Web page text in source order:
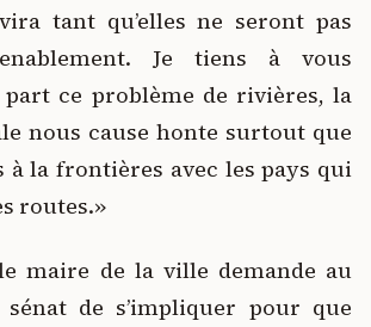
tant qu’elles ne seront pas
Je tiens à vous
part ce problème de rivières, la
nous cause honte surtout que
à la frontières avec les pays qui
routes.»
maire de la ville demande au
de s’impliquer pour que